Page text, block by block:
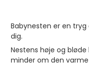
Babynesten er en
dig.
Nestens høje og
minder om den